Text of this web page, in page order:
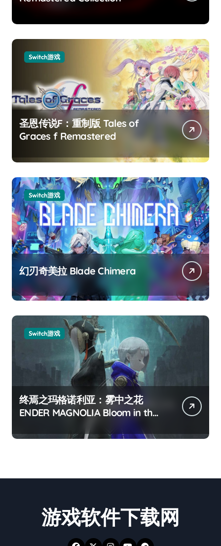
Switch游戏
圣恩传说F：重制版 Tales of
Graces f Remastered
Switch游戏
幻刃奇美拉 Blade Chimera
Switch游戏
终焉之玛格诺利亚：雾中之花
ENDER MAGNOLIA Bloom in the
游戏软件下载网